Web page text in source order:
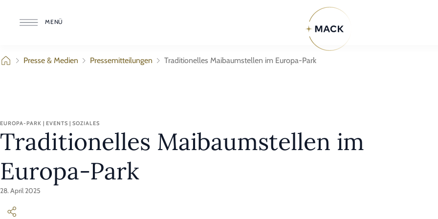
MENÜ
Presse & Medien Pressemitteilungen Traditionelles Maibaumstellen im Europa-Park
EUROPA-PARK | EVENTS | SOZIALES
Traditionelles Maibaumstellen im
Europa-Park
28. April 2025